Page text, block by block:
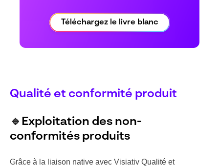
Téléchargez le livre blanc
Qualité et conformité produit
🔹 Exploitation des non-
conformités produits
Grâce à la liaison native avec Visiativ Qualité et